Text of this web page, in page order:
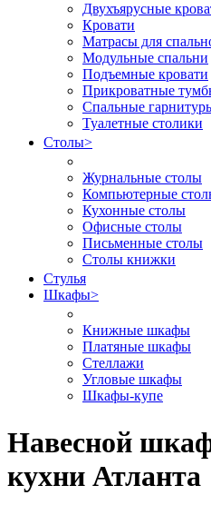
Двухъярусные
Кровати
Матрасы для
Модульные спальни
Подъемные кровати
Прикроватные
Спальные
Туалетные столики
Столы>
Журнальные столы
Компьютерные
Кухонные столы
Офисные столы
Письменные столы
Столы книжки
Стулья
Шкафы>
Книжные шкафы
Платяные шкафы
Стеллажи
Угловые шкафы
Шкафы-купе
Навесной
кухни Атланта